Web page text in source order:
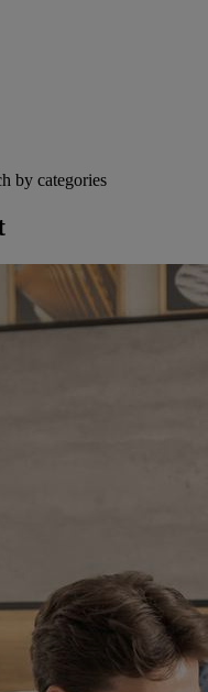
by categories